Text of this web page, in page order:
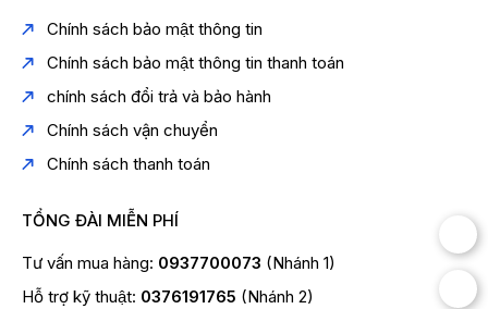
Chính sách bảo mật thông tin
Chính sách bảo mật thông tin thanh toán
chính sách đổi trả và bảo hành
Chính sách vận chuyển
Chính sách thanh toán
TỔNG ĐÀI MIỄN PHÍ
Tư vấn mua hàng: 0937700073 (Nhánh 1)
Hỗ trợ kỹ thuật: 0376191765 (Nhánh 2)